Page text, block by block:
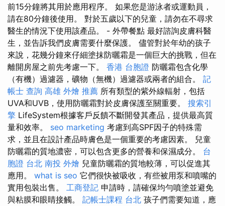
前15分鐘將其用於應用程序。 如果您是游泳者或運動員，
請在80分鐘後使用。 對於五歲以下的兒童，請勿在不尋求
醫生的情況下使用該產品。 - 外帶餐點 最好諮詢皮膚科醫
生，並告訴我們皮膚需要什麼保護。 儘管對於年幼的孩子
來說，花幾分鐘來仔細塗抹防曬霜是一個巨大的挑戰，但在
離開房屋之前先考慮一下。 香港 台胞證 防曬霜包含化學
（有機）過濾器，礦物（無機）過濾器或兩者的組合。 記
帳士 查詢 高雄 外燴 推薦 所有類型的紫外線輻射，包括
UVA和UVB，使用防曬霜對於皮膚保護至關重要。 搜索引
擎 LifeSystem根據客戶反饋不斷開發其產品，提供最高質
量和效率。 seo marketing 考慮到高SPF因子的特殊需
求，並且在設計產品時膚色是一個重要的考慮因素。 兒童
防曬霜的質地濃密，可以包含更多的營養和保濕成分。 台
胞證 台北 南投 外燴 兒童防曬霜的質地較薄，可以促進其
應用。 what is seo 它們很快被吸收，有些被用泵和噴嘴的
實用包裝出售。 工商登記 申請時，請確保均勻噴塗並避免
與粘膜和眼睛接觸。 記帳士課程 台北 孩子們需要知道，應